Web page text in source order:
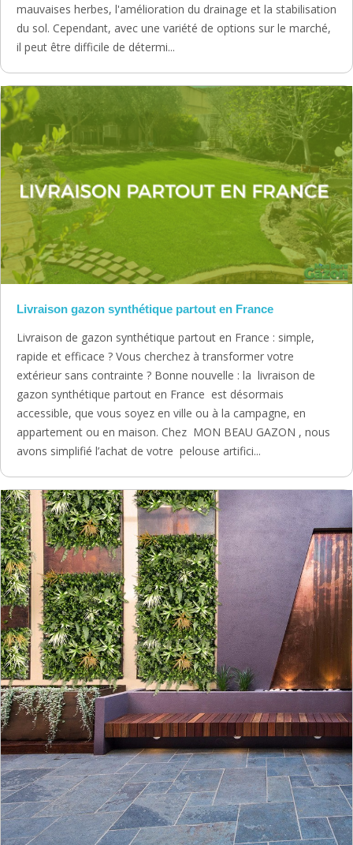
mauvaises herbes, l'amélioration du drainage et la stabilisation
du sol. Cependant, avec une variété de options sur le marché,
il peut être difficile de détermi...
Livraison gazon synthétique partout en France
Livraison de gazon synthétique partout en France : simple,
rapide et efficace ? Vous cherchez à transformer votre
extérieur sans contrainte ? Bonne nouvelle : la livraison de
gazon synthétique partout en France est désormais
accessible, que vous soyez en ville ou à la campagne, en
appartement ou en maison. Chez MON BEAU GAZON , nous
avons simplifié l’achat de votre pelouse artifici...